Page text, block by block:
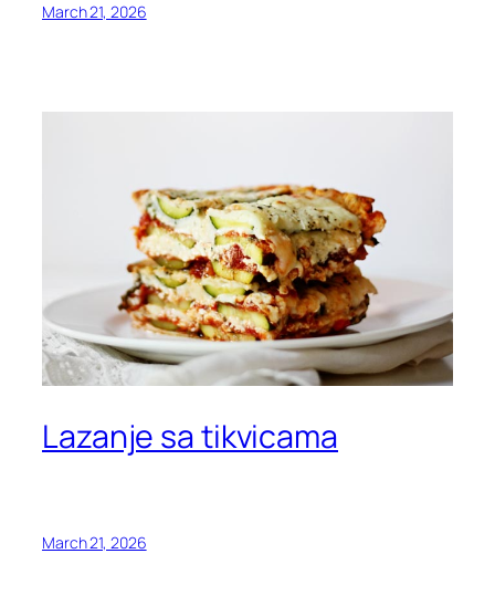
March 21, 2026
Lazanje sa tikvicama
March 21, 2026